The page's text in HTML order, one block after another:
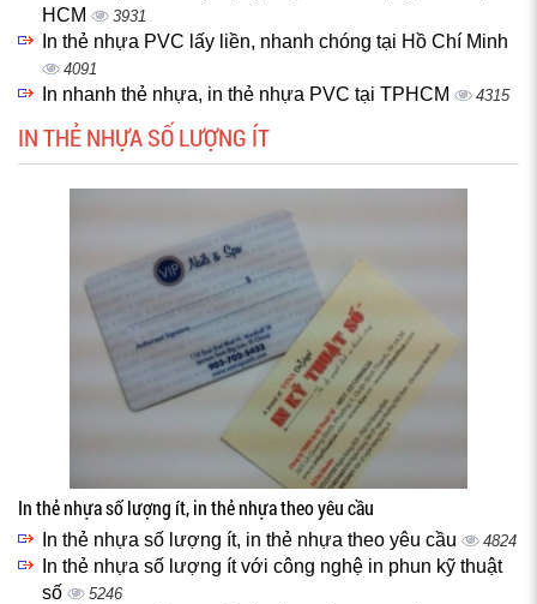
HCM
3931
In thẻ nhựa PVC lấy liền, nhanh chóng tại Hồ Chí Minh
4091
In nhanh thẻ nhựa, in thẻ nhựa PVC tại TPHCM 4315
IN THẺ NHỰA SỐ LƯỢNG ÍT
In thẻ nhựa số lượng ít, in thẻ nhựa theo yêu cầu
In thẻ nhựa số lượng ít, in thẻ nhựa theo yêu cầu 4824
In thẻ nhựa số lượng ít với công nghệ in phun kỹ thuật
số
5246